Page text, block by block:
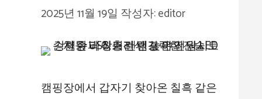
2025년 11월 19일 작성자:editor
캠핑장에서 갑자기 찾아온 칠흑 같은